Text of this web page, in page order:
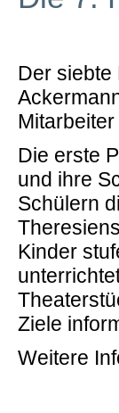
Der siebte
Die erste
und ihre
Schülern
Kinder
Ziele
Weitere